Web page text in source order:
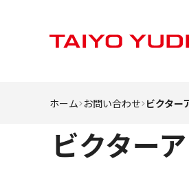
ホーム お問い合わせ ビクター
ビクター